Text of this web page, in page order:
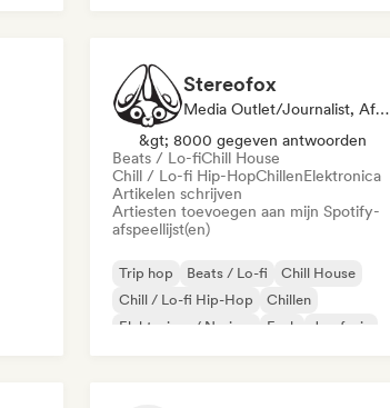
Stereofox
Media Outlet/Journalist, Afspeellijst Curator
&gt; 8000 gegeven antwoorden
Beats / Lo-fiChill House
Chill / Lo-fi Hip-HopChillenElektronica
Artikelen schrijven
Artiesten toevoegen aan mijn Spotify-
afspeellijst(en)
Trip hop Beats / Lo-fi
Chill House
Chill / Lo-fi Hip-Hop
Chillen
Elektrojazz / Nu-jazz
Funk Jazzfusie